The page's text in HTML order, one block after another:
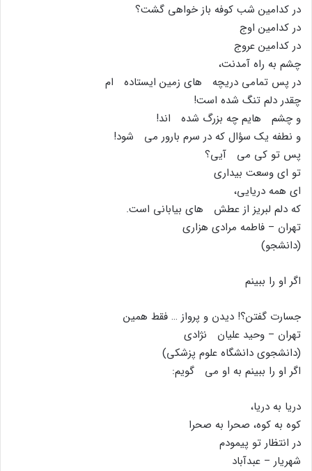
در کدامین شب کوفه باز خواهى گشت؟
در کدامین اوج
در کدامین عروج
چشم به راه آمدنت،
در پس تمامى دریچه هاى زمین ایستاده ام
چقدر دلم تنگ شده است!
و چشم هایم چه بزرگ شده اند!
و نطفه یک سؤال که در سرم بارور مى شود!
پس تو کى مى آیى؟
تو اى وسعت بیدارى
اى همه دریایى،
که دلم لبریز از عطش هاى بیابانى است.
تهران – فاطمه مرادى هزارى
(دانشجو)
اگر او را ببینم
جسارت گفتن؟! دیدن و پرواز … فقط همین
تهران – وحید علیان نژادى
(دانشجوى دانشگاه علوم پزشکى)
اگر او را ببینم به او مى گویم:
دریا به دریا،
کوه به کوه، صحرا به صحرا
در انتظار تو پیمودم
شهریار – عبدآباد